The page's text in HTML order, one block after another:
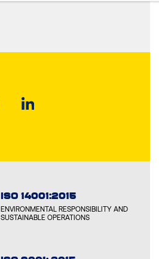
ISO 14001:2015
ENVIRONMENTAL RESPONSIBILITY AND
SUSTAINABLE OPERATIONS